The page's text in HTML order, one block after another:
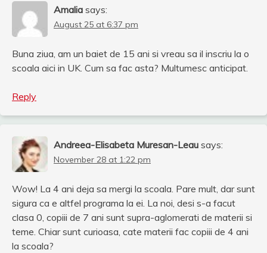
Amalia says:
August 25 at 6:37 pm
Buna ziua, am un baiet de 15 ani si vreau sa il inscriu la o
scoala aici in UK. Cum sa fac asta? Multumesc anticipat.
Reply
Andreea-Elisabeta Muresan-Leau says:
November 28 at 1:22 pm
Wow! La 4 ani deja sa mergi la scoala. Pare mult, dar sunt
sigura ca e altfel programa la ei. La noi, desi s-a facut
clasa 0, copiii de 7 ani sunt supra-aglomerati de materii si
teme. Chiar sunt curioasa, cate materii fac copiii de 4 ani
la scoala?